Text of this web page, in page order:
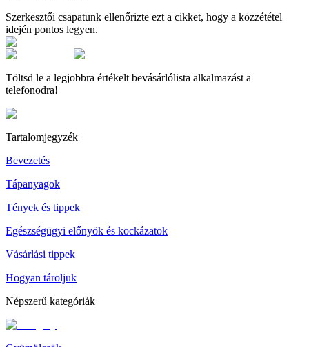
Szerkesztői csapatunk ellenőrizte ezt a cikket, hogy a közzététel
idején pontos legyen.
Töltsd le a legjobbra értékelt bevásárlólista alkalmazást a
telefonodra!
Tartalomjegyzék
Bevezetés
Tápanyagok
Tények és tippek
Egészségügyi előnyök és kockázatok
Vásárlási tippek
Hogyan tároljuk
Népszerű kategóriák